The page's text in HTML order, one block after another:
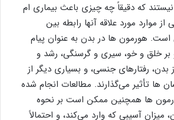
که دقیقاً چه چیزی باعث بیماری ام
موارد مورد علاقه آنها رابطه بین
هورمون ها در بدن به عنوان پیام
خلق و خو، سیری و گرسنگی، رشد و
رفتارهای جنسی، و بسیاری دیگر از
ها تأثیر می‌گذارند. مطالعات انجام شده
ها همچنین ممکن است بر نحوه
میزان آسیبی که وارد می‌کند، و احتمالاً